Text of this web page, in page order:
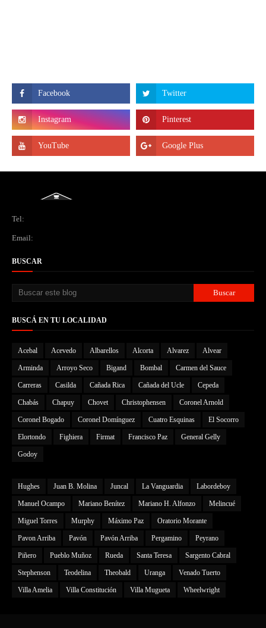
Tel:
Email:
BUSCAR
BUSCÁ EN TU LOCALIDAD
Acebal Acevedo Albarellos Alcorta Alvarez Alvear
Arminda Arroyo Seco Bigand Bombal Carmen del Sauce
Carreras Casilda Cañada Rica Cañada del Ucle Cepeda
Chabás Chapuy Chovet Christophensen Coronel Arnold
Coronel Bogado Coronel Domínguez Cuatro Esquinas El Socorro
Elortondo Fighiera Firmat Francisco Paz General Gelly
Godoy
Hughes Juan B. Molina Juncal La Vanguardia Labordeboy
Manuel Ocampo Mariano Benítez Mariano H. Alfonzo Melincué
Miguel Torres Murphy Máximo Paz Oratorio Morante
Pavon Arriba Pavón Pavón Arriba Pergamino Peyrano
Piñero Pueblo Muñoz Rueda Santa Teresa Sargento Cabral
Stephenson Teodelina Theobald Uranga Venado Tuerto
Villa Amelia Villa Constitución Villa Mugueta Wheelwright